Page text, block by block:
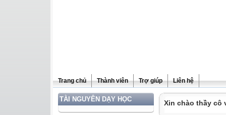
Trang chủ Thành viên Trợ giúp Liên hệ
TÀI NGUYÊN DẠY HỌC Xin chào thầy cô